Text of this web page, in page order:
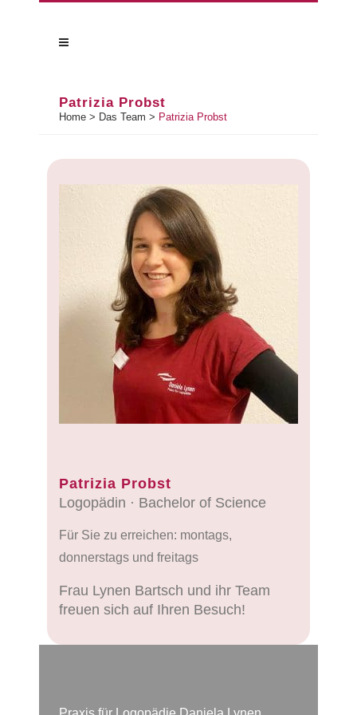
Patrizia Probst
Home > Das Team > Patrizia Probst
Patrizia Probst
Logopädin · Bachelor of Science
Für Sie zu erreichen: montags,
donnerstags und freitags
Frau Lynen Bartsch und ihr Team
freuen sich auf Ihren Besuch!